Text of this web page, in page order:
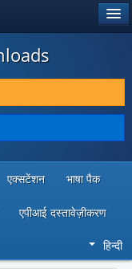
एक्सटेंशन भाषा पैक
एपीआई दस्तावेज़ीकरण
हिन्दी